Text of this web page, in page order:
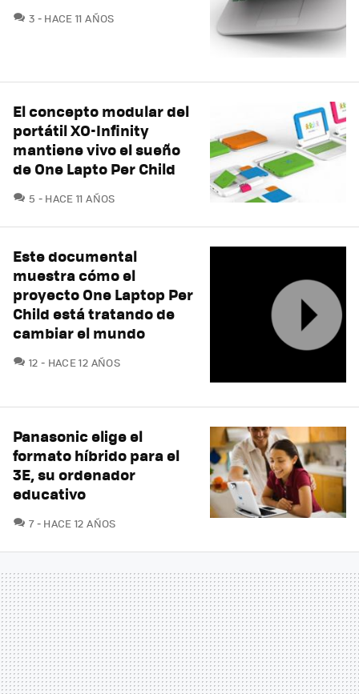
3 COMENTARIOS
HACE 11 AÑOS
El concepto modular del
portátil XO-Infinity
mantiene vivo el sueño
de One Lapto Per Child
5 COMENTARIOS
HACE 11 AÑOS
Este documental
muestra cómo el
proyecto One Laptop Per
Child está tratando de
cambiar el mundo
12 COMENTARIOS
HACE 12 AÑOS
Panasonic elige el
formato híbrido para el
3E, su ordenador
educativo
7COMENTARIOS
HACE 12 AÑOS